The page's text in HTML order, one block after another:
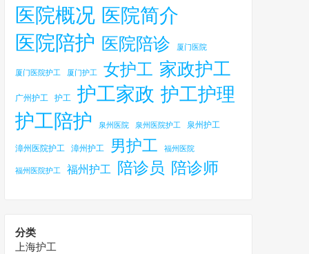
医院概况 医院简介
医院陪护 医院陪诊 厦门医院
厦门医院护工 厦门护工 女护工 家政护工
广州护工 护工 护工家政 护工护理
护工陪护
泉州医院 泉州医院护工 泉州护工
漳州医院护工 漳州护工 男护工 福州医院
福州医院护工 福州护工 陪诊员 陪诊师
分类
上海护工